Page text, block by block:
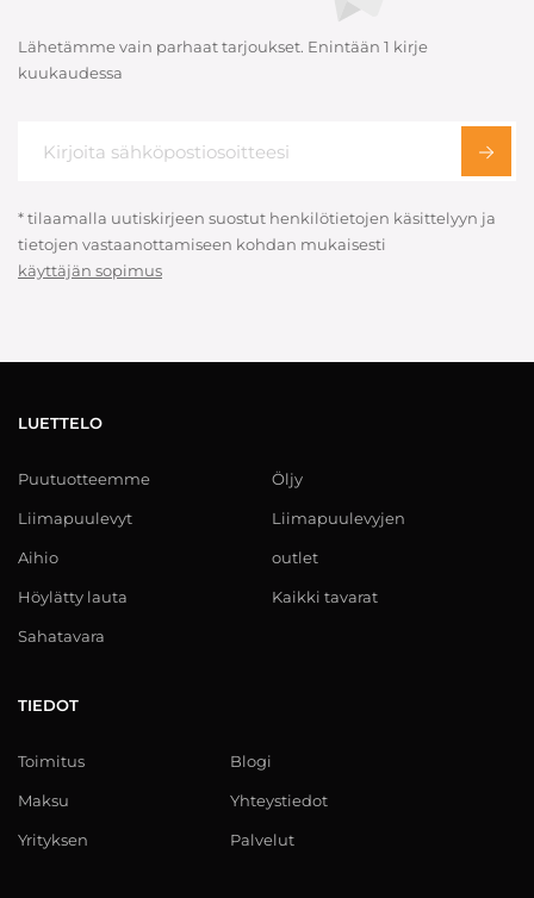
Lähetämme vain parhaat tarjoukset. Enintään 1 kirje
kuukaudessa
* tilaamalla uutiskirjeen suostut henkilötietojen käsittelyyn ja
tietojen vastaanottamiseen kohdan mukaisesti
käyttäjän sopimus
LUETTELO
Puutuotteemme
Liimapuulevyt
Aihio
Höylätty lauta
Sahatavara
Öljy
Liimapuulevyjen
outlet
Kaikki tavarat
TIEDOT
Toimitus
Maksu
Yrityksen
Blogi
Yhteystiedot
Palvelut